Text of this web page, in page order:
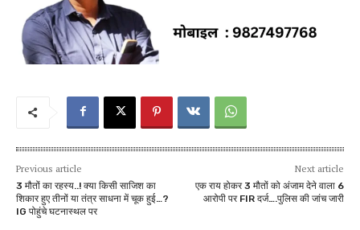
Previous article
3 मौतों का रहस्य..! क्या किसी साजिश का
शिकार हुए तीनों या तंत्र साधना में चूक हुई…?
IG पोहुंचे घटनास्थल पर
Next article
एक राय होकर 3 मौतों को अंजाम देने वाला 6
आरोपी पर FIR दर्ज….पुलिस की जांच जारी